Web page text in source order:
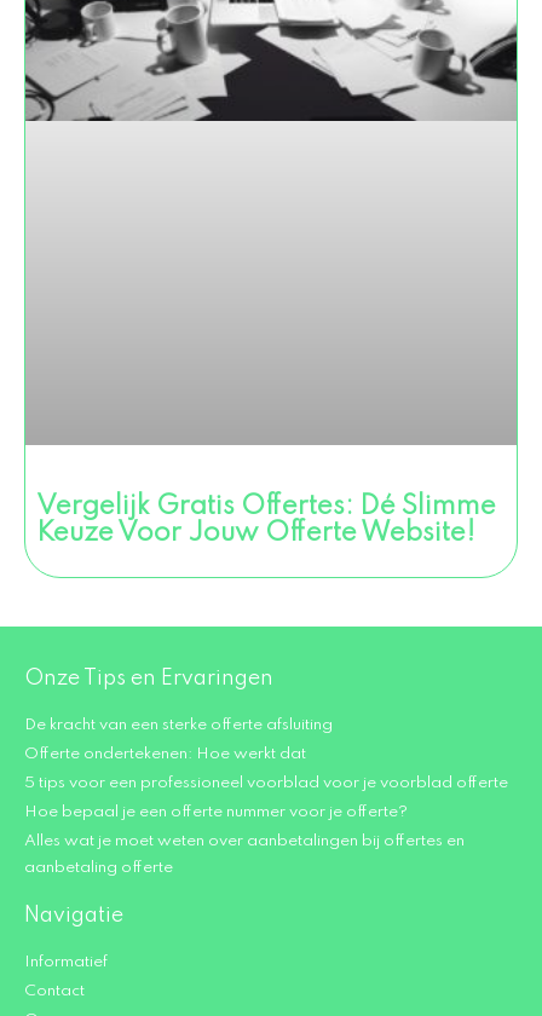
Vergelijk Gratis Offertes: Dé Slimme
Keuze Voor Jouw Offerte Website!
Onze Tips en Ervaringen
De kracht van een sterke offerte afsluiting
Offerte ondertekenen: Hoe werkt dat
5 tips voor een professioneel voorblad voor je voorblad offerte
Hoe bepaal je een offerte nummer voor je offerte?
Alles wat je moet weten over aanbetalingen bij offertes en
aanbetaling offerte
Navigatie
Informatief
Contact